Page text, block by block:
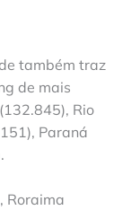
também traz
de mais
Rio
Paraná
Roraima